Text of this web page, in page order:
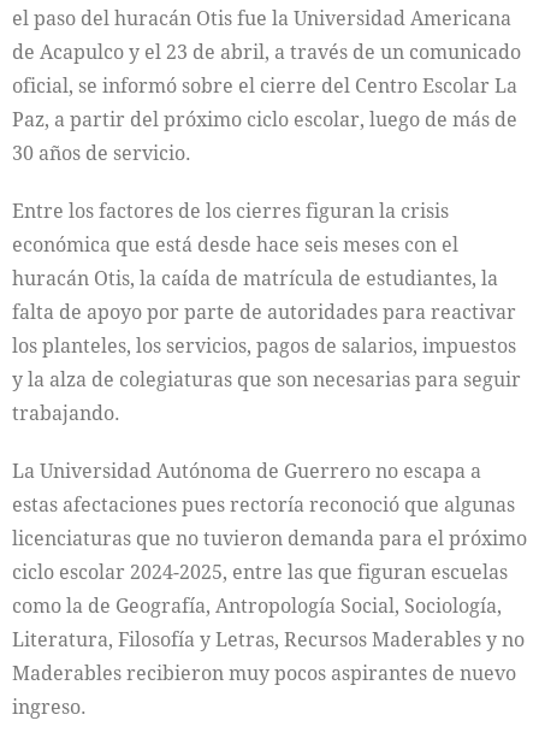
el paso del huracán Otis fue la Universidad Americana
de Acapulco y el 23 de abril, a través de un comunicado
oficial, se informó sobre el cierre del Centro Escolar La
Paz, a partir del próximo ciclo escolar, luego de más de
30 años de servicio.
Entre los factores de los cierres figuran la crisis
económica que está desde hace seis meses con el
huracán Otis, la caída de matrícula de estudiantes, la
falta de apoyo por parte de autoridades para reactivar
los planteles, los servicios, pagos de salarios, impuestos
y la alza de colegiaturas que son necesarias para seguir
trabajando.
La Universidad Autónoma de Guerrero no escapa a
estas afectaciones pues rectoría reconoció que algunas
licenciaturas que no tuvieron demanda para el próximo
ciclo escolar 2024-2025, entre las que figuran escuelas
como la de Geografía, Antropología Social, Sociología,
Literatura, Filosofía y Letras, Recursos Maderables y no
Maderables recibieron muy pocos aspirantes de nuevo
ingreso.